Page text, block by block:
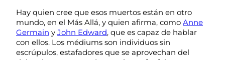
Hay quien cree que esos muertos están en otro
mundo, en el Más Allá, y quien afirma, como Anne
Germain y John Edward, que es capaz de hablar
con ellos. Los médiums son individuos sin
escrúpulos, estafadores que se aprovechan del